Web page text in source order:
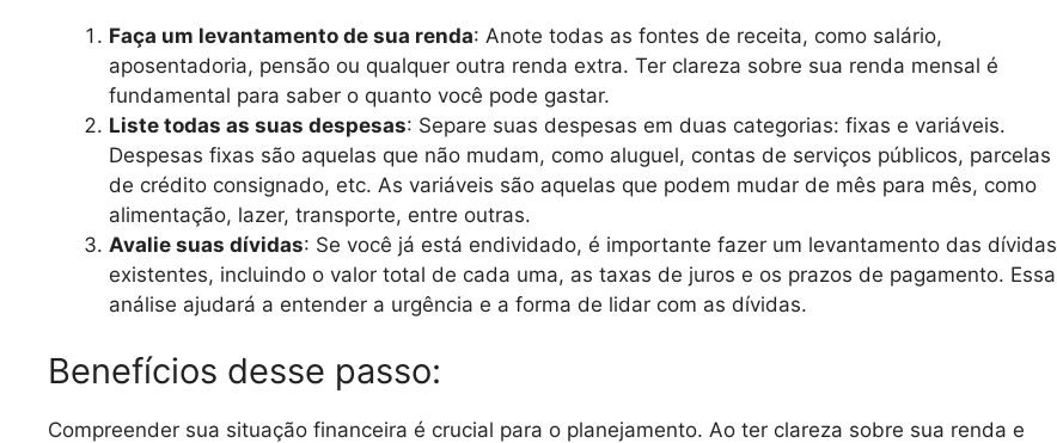
Faça um levantamento de sua renda: Anote todas as fontes de receita, como salário,
aposentadoria, pensão ou qualquer outra renda extra. Ter clareza sobre sua renda mensal é
fundamental para saber o quanto você pode gastar.
Liste todas as suas despesas: Separe suas despesas em duas categorias: fixas e variáveis.
Despesas fixas são aquelas que não mudam, como aluguel, contas de serviços públicos, parcelas
de crédito consignado, etc. As variáveis são aquelas que podem mudar de mês para mês, como
alimentação, lazer, transporte, entre outras.
Avalie suas dívidas: Se você já está endividado, é importante fazer um levantamento das dívidas
existentes, incluindo o valor total de cada uma, as taxas de juros e os prazos de pagamento. Essa
análise ajudará a entender a urgência e a forma de lidar com as dívidas.
Benefícios desse passo:
Compreender sua situação financeira é crucial para o planejamento. Ao ter clareza sobre sua renda e